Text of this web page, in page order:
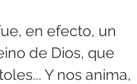
en efecto, un
de Dios, que
Y nos anima,